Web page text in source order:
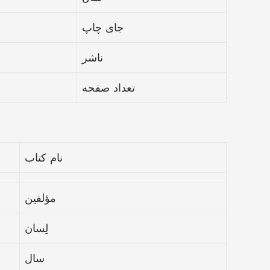
جای چاپ
ناشر
تعداد صفحه
نام کتاب
مؤلفین
لِسان
سال